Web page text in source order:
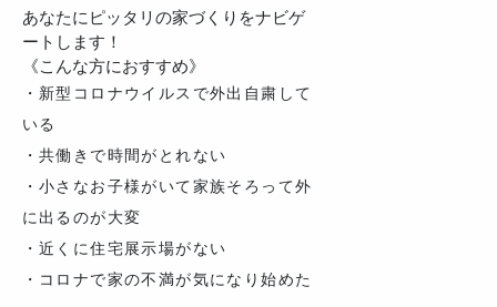
あなたにピッタリの家づくりをナビゲ
ートします！
《こんな方におすすめ》
・新型コロナウイルスで外出自粛して
いる
・共働きで時間がとれない
・小さなお子様がいて家族そろって外
に出るのが大変
・近くに住宅展示場がない
・コロナで家の不満が気になり始めた